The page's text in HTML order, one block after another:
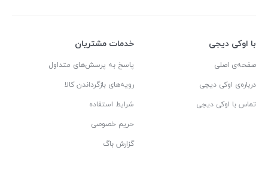
با اوکی دیجی
صفحه‌ی اصلی
درباره‌ی اوکی دیجی
تماس با اوکی دیجی
خدمات مشتریان
پاسخ به پرسش‌های متداول
رویه‌های بازگرداندن کالا
شرایط استفاده
حریم خصوصی
گزارش باگ